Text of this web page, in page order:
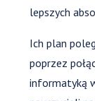
lepszych
Ich plan
poprzez
informatyką